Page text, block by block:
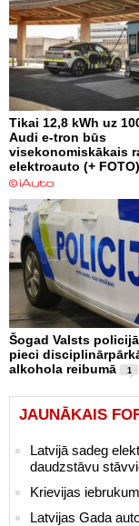
Tikai 12,8 kWh uz
Audi e-tron būs
visekonomiskākais
elektroauto (+ FOTO)
Šogad Valsts
pieci
alkohola reibumā
1
JAUNĀKAIS
Latvijā sadeg
daudzstāvu
Krievijas
Latvijas Gada